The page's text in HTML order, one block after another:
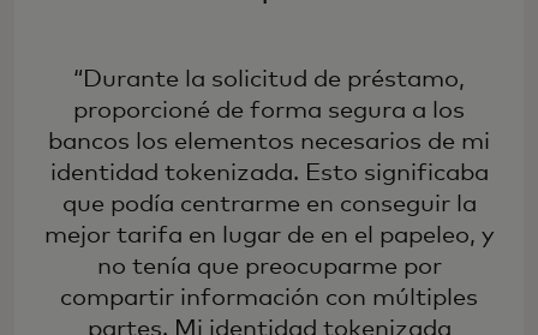
“Durante la solicitud de préstamo,
proporcioné de forma segura a los
bancos los elementos necesarios de mi
identidad tokenizada. Esto significaba
que podía centrarme en conseguir la
mejor tarifa en lugar de en el papeleo, y
no tenía que preocuparme por
compartir información con múltiples
partes. Mi identidad tokenizada